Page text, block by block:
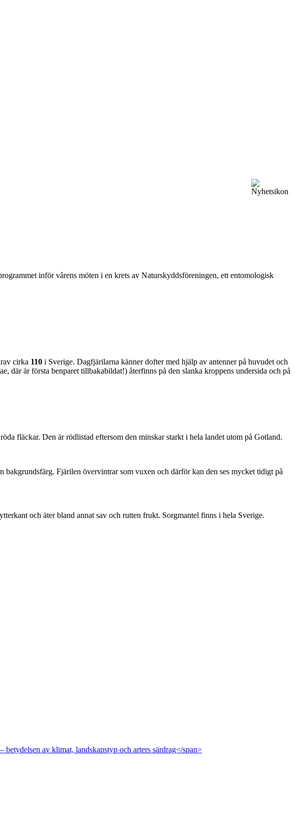
inför vårens möten i en krets av Naturskyddsföreningen, ett entomologisk
cirka 110 i Sverige. Dagfjärilarna känner dofter med hjälp av antenner på huvudet och
där är första benparet tillbakabildat!) återfinns på den slanka kroppens undersida och på
fläckar. Den är rödlistad eftersom den minskar starkt i hela landet utom på Gotland.
Fjärilen övervintrar som vuxen och därför kan den ses mycket tidigt på
och äter bland annat sav och rutten frukt. Sorgmantel finns i hela Sverige.
av klimat, landskapstyp och arters särdrag</span>